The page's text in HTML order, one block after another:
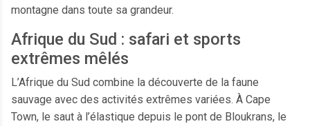
montagne dans toute sa grandeur.
Afrique du Sud : safari et sports
extrêmes mêlés
L’Afrique du Sud combine la découverte de la faune
sauvage avec des activités extrêmes variées. À Cape
Town, le saut à l’élastique depuis le pont de Bloukrans, le